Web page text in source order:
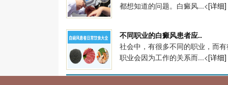
都想知道的问题。白癜风...<[详细]
不同职业的白癜风患者应..
社会中，有很多不同的职业，而
职业会因为工作的关系而...<[详细]